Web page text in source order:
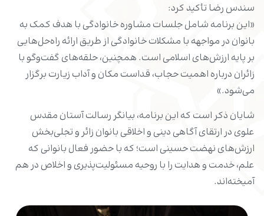
سندس رضا تأکید کرد:
«این برنامه شامل جلسات مشاوره خانوادگی با هدف کمک به
بانوان در مواجهه با مشکلات خانوادگی از طریق ارائه راه‌حل‌هایی
بر پایه ارزش‌های اسلامی است. همچنین، حلقه‌های گفت‌وگو با
زائران درباره اهمیت حجاب، قداست مکان و آداب زیارت برگزار
می‌شود.»
شایان ذکر است که این برنامه، بیانگر رسالت آستان مقدس
علوی در ارتقای آگاهی دینی و اخلاقی بانوان زائر و تجلی‌بخش
ارزش‌های نهضت حسینی است؛ که با حضور فعال بانوانی که
علم، خدمت و هدایت را با روحیه مسئولیت‌پذیری و اخلاص در هم
آمیخته‌اند.